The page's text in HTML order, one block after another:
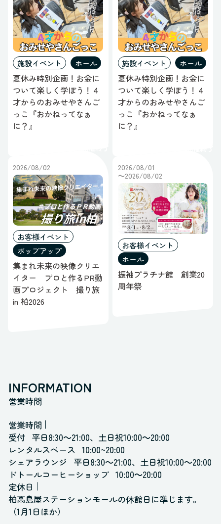
施設イベント ホール
夏休み時別企画！お金に
ついて楽しく学ぼう！４
才からのおみせやさんご
っこ『おかねってなぁ
に？』
施設イベント ホール
夏休み特別企画！お金に
ついて楽しく学ぼう！４
才からのおみせやさんご
っこ『おかねってなぁ
に？』
2026/08/02
お客様イベント
ポップアップ
集まれ未来の映像クリエ
イター プロと作るPR動
画プロジェクト 撮り旅
in 柏2026
2026/08/01
～2026/08/02
お客様イベント
ホール
振袖プラチナ館 創業20
周年祭
INFORMATION
営業時間
営業時間
受付 平日8:30～21:00、土日祝10:00～20:00
レンタルスペース
10:00~20:00
シェアラウンジ
平日8:30～21:00、土日祝10:00～20:00
ドトールコーヒーショップ 10:00～20:00
定休日
柏高島屋ステーションモールの休館日に準じます。
（1月1日ほか）